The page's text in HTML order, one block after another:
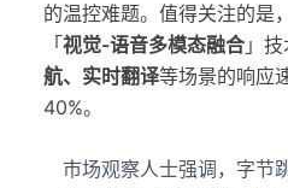
的温控难题。值得关注的是
「 视觉-语音多模态融合 」
航、实时翻译等场景的响应
40%。
市场观察人士强调，字节